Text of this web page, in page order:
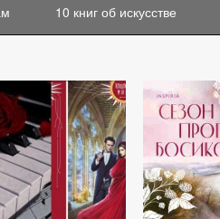
10 книг об искусстве